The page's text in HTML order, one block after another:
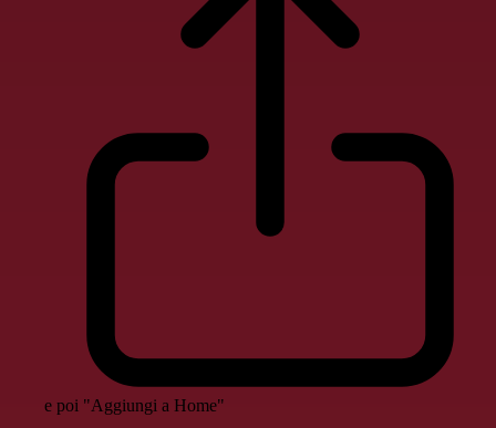
e poi "Aggiungi a Home"